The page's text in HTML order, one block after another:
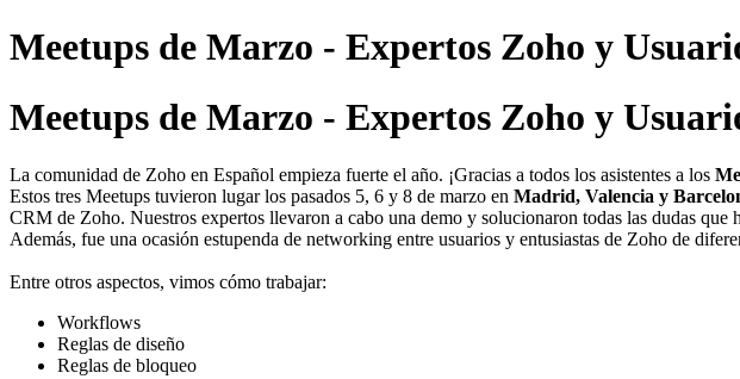
Meetups de Marzo - Expertos Zoho y
Meetups de Marzo - Expertos Zoho y
La comunidad de Zoho en Español empieza fuerte el año. ¡Gracias a todos los asistentes a los
Estos tres Meetups tuvieron lugar los pasados 5, 6 y 8 de marzo en Madrid, Valencia y
CRM de Zoho. Nuestros expertos llevaron a cabo una demo y solucionaron todas las dudas
Además, fue una ocasión estupenda de networking entre usuarios y entusiastas de Zoho de
Entre otros aspectos, vimos cómo trabajar:
Workflows
Reglas de diseño
Reglas de bloqueo